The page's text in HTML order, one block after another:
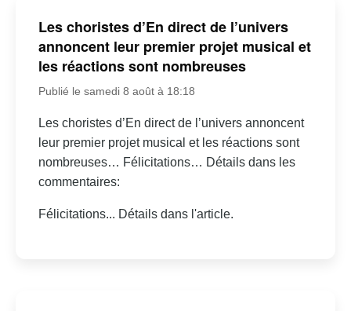
Les choristes d’En direct de l’univers
annoncent leur premier projet musical et
les réactions sont nombreuses
Publié le samedi 8 août à 18:18
Les choristes d’En direct de l’univers annoncent
leur premier projet musical et les réactions sont
nombreuses… Félicitations… Détails dans les
commentaires:
Félicitations... Détails dans l'article.